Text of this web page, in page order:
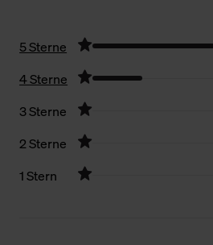
5 Sterne
4 Sterne
3 Sterne
2 Sterne
1 Stern